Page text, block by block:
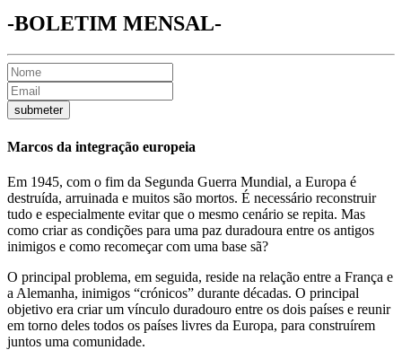
-BOLETIM MENSAL-
Marcos da integração europeia
Em 1945, com o fim da Segunda Guerra Mundial, a Europa é
destruída, arruinada e muitos são mortos. É necessário reconstruir
tudo e especialmente evitar que o mesmo cenário se repita. Mas
como criar as condições para uma paz duradoura entre os antigos
inimigos e como recomeçar com uma base sã?
O principal problema, em seguida, reside na relação entre a França e
a Alemanha, inimigos “crónicos” durante décadas. O principal
objetivo era criar um vínculo duradouro entre os dois países e reunir
em torno deles todos os países livres da Europa, para construírem
juntos uma comunidade.